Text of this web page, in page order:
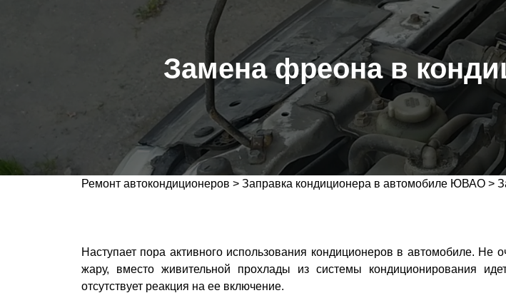
Замена фреона в
Ремонт автокондиционеров > Заправка кондиционера в автомобиле ЮВАО >
Наступает пора активного использования кондиционеров в автомобиле. Не
жару, вместо живительной прохлады из системы кондиционирования
отсутствует реакция на ее включение.